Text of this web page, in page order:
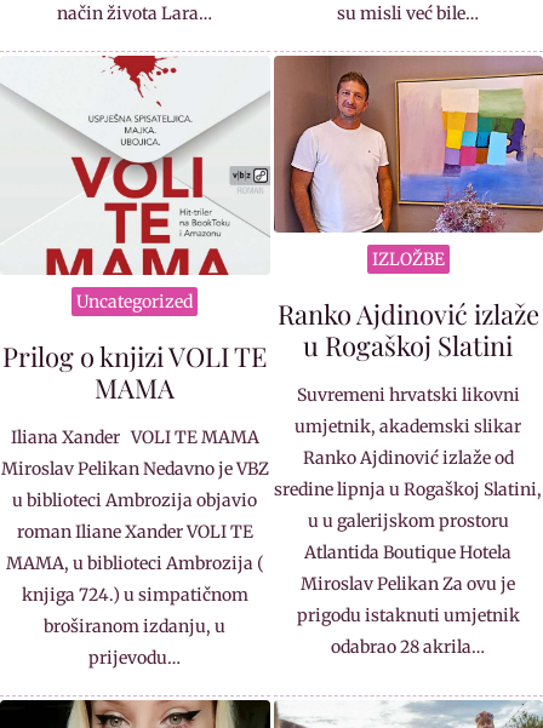
način života Lara…
su misli već bile…
Uncategorized
Prilog o knjizi VOLI TE
MAMA
Iliana Xander VOLI TE MAMA
Miroslav Pelikan Nedavno je VBZ
u biblioteci Ambrozija objavio
roman Iliane Xander VOLI TE
MAMA, u biblioteci Ambrozija (
knjiga 724.) u simpatičnom
broširanom izdanju, u
prijevodu…
IZLOŽBE
Ranko Ajdinović izlaže
u Rogaškoj Slatini
Suvremeni hrvatski likovni
umjetnik, akademski slikar
Ranko Ajdinović izlaže od
sredine lipnja u Rogaškoj Slatini,
u u galerijskom prostoru
Atlantida Boutique Hotela
Miroslav Pelikan Za ovu je
prigodu istaknuti umjetnik
odabrao 28 akrila…